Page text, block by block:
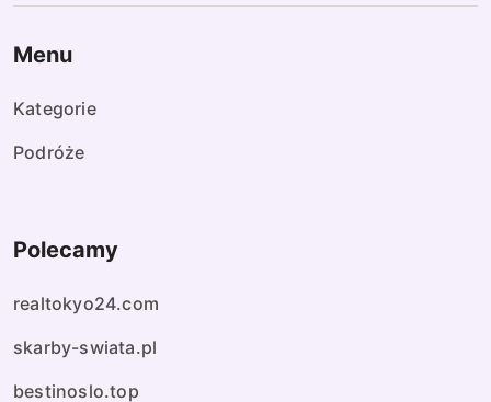
Menu
Kategorie
Podróże
Polecamy
realtokyo24.com
skarby-swiata.pl
bestinoslo.top